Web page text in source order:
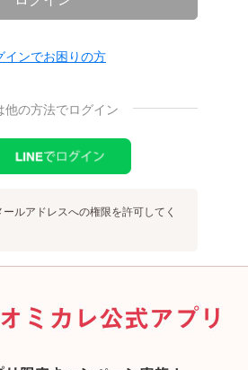
インでお困りの方
他の方法でログイン
ルアドレスへの権限を許可してく